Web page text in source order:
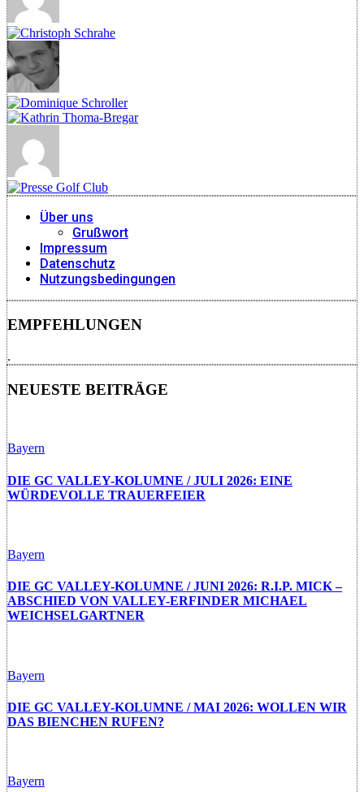
Über uns
Grußwort
Impressum
Datenschutz
Nutzungsbedingungen
EMPFEHLUNGEN
.
NEUESTE BEITRÄGE
Bayern
DIE GC VALLEY-KOLUMNE / JULI 2026: EINE
WÜRDEVOLLE TRAUERFEIER
Bayern
DIE GC VALLEY-KOLUMNE / JUNI 2026: R.I.P. MICK –
ABSCHIED VON VALLEY-ERFINDER MICHAEL
WEICHSELGARTNER
Bayern
DIE GC VALLEY-KOLUMNE / MAI 2026: WOLLEN WIR
DAS BIENCHEN RUFEN?
Bayern